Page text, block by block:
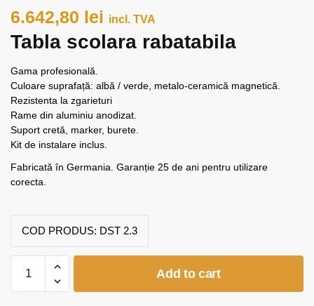
6.642,80 lei incl. TVA
Tabla scolara rabatabila
Gama profesională.
Culoare suprafață: albă / verde, metalo-ceramică magnetică.
Rezistenta la zgarieturi
Rame din aluminiu anodizat.
Suport cretă, marker, burete.
Kit de instalare inclus.
Fabricată în Germania. Garanție 25 de ani pentru utilizare
corecta.
COD PRODUS: DST 2.3
Scolara
Add to cart